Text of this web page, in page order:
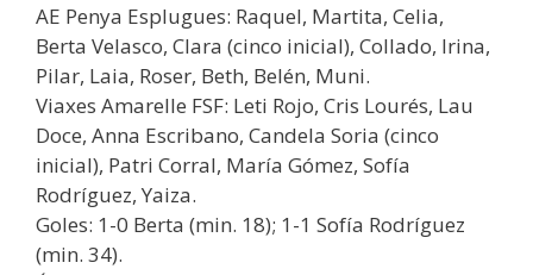
AE Penya Esplugues: Raquel, Martita, Celia,
Berta Velasco, Clara (cinco inicial), Collado, Irina,
Pilar, Laia, Roser, Beth, Belén, Muni.
Viaxes Amarelle FSF: Leti Rojo, Cris Lourés, Lau
Doce, Anna Escribano, Candela Soria (cinco
inicial), Patri Corral, María Gómez, Sofía
Rodríguez, Yaiza.
Goles: 1-0 Berta (min. 18); 1-1 Sofía Rodríguez
(min. 34).